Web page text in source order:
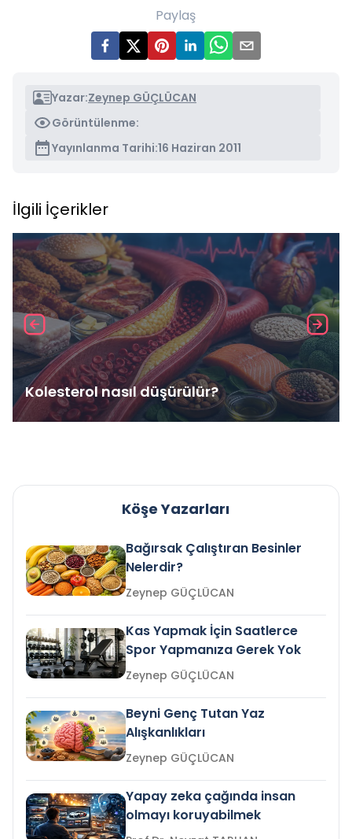
Paylaş
Yazar:Zeynep GÜÇLÜCAN
Görüntülenme:
Yayınlanma Tarihi:16 Haziran 2011
İlgili İçerikler
Kolesterol nasıl düşürülür?
Köşe Yazarları
Bağırsak Çalıştıran Besinler
Nelerdir?
Zeynep GÜÇLÜCAN
Kas Yapmak İçin Saatlerce
Spor Yapmanıza Gerek Yok
Zeynep GÜÇLÜCAN
Beyni Genç Tutan Yaz
Alışkanlıkları
Zeynep GÜÇLÜCAN
Yapay zeka çağında insan
olmayı koruyabilmek